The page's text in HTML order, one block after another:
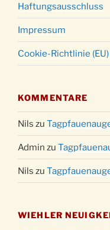
Haftungsausschluss
Impressum
Cookie-Richtlinie (EU)
KOMMENTARE
Nils zu
Admin zu
Nils zu
WIEHLER